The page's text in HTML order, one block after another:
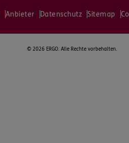
Anbieter Datenschutz Sitemap
© 2026 ERGO. Alle Rechte vorbehalten.